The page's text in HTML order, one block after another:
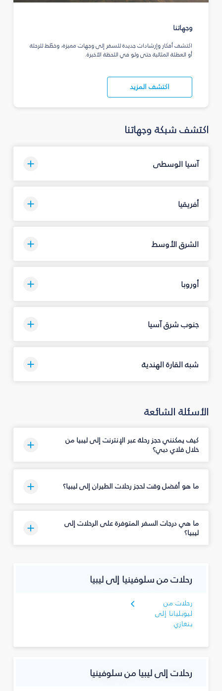
وجهاتنا
اكتشف أفكار وإرشادات جديدة للسفر إلى وجهات مميزة، وخطّط للرحلة
أو العطلة المثالية حتى ولو في اللحظة الأخيرة.
اكتشف المزيد
اكتشف شبكة وجهاتنا
آسيا الوسطى
أفريقيا
الشرق الأوسط
أوروبا
جنوب شرق آسيا
شبه القارة الهندية
الأسئلة الشائعة
كيف يمكنني حجز رحلة عبر الإنترنت إلى ليبيا من
خلال فلاي دبي؟
ما هو أفضل وقت لحجز رحلات الطيران إلى ليبيا؟
ما هي درجات السفر المتوفرة على الرحلات إلى
ليبيا؟
رحلات من سلوفينيا إلى ليبيا
رحلات من
ليوبليانا إلى
بنغازي
رحلات إلى ليبيا من سلوفينيا